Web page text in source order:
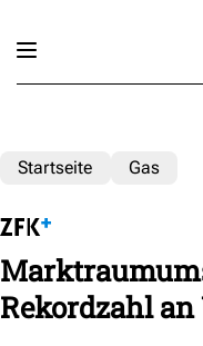
Startseite Gas
Rekordzahl